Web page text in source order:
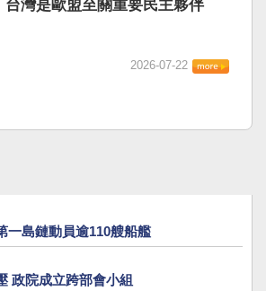
台灣是歐盟至關重要民主夥伴
2026-07-22
一島鏈動員逾110艘船艦
政院成立跨部會小組